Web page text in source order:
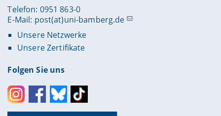
Telefon: 0951 863-0
E-Mail: post(at)uni-bamberg.de
Unsere Netzwerke
Unsere Zertifikate
Folgen Sie uns
InstagramFacebookBlueskyToktok